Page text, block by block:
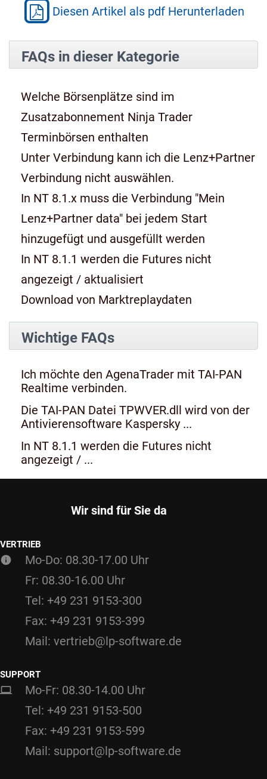
Diesen Artikel als pdf Herunterladen
FAQs in dieser Kategorie
Welche Börsenplätze sind im
Zusatzabonnement Ninja Trader
Terminbörsen enthalten
Unter Verbindung kann ich die Lenz+Partner
Verbindung nicht auswählen.
In NT 8.1.x muss die Verbindung "Mein
Lenz+Partner data" bei jedem Start
hinzugefügt und ausgefüllt werden
In NT 8.1.1 werden die Futures nicht
angezeigt / aktualisiert
Download von Marktreplaydaten
Wichtige FAQs
Ich möchte den AgenaTrader mit TAI-PAN
Realtime verbinden.
Die TAI-PAN Datei TPWVER.dll wird von der
Antivierensoftware Kaspersky ...
In NT 8.1.1 werden die Futures nicht
angezeigt / ...
Wir sind für Sie da
VERTRIEB
Mo-Do: 08.30-17.00 Uhr
Fr: 08.30-16.00 Uhr
Tel: +49 231 9153-300
Fax: +49 231 9153-399
Mail: vertrieb@lp-software.de
SUPPORT
Mo-Fr: 08.30-14.00 Uhr
Tel: +49 231 9153-500
Fax: +49 231 9153-599
Mail: support@lp-software.de